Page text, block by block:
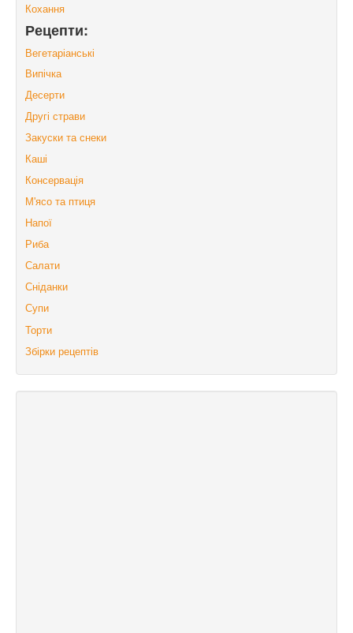
Кохання
Рецепти:
Вегетаріанські
Випічка
Десерти
Другі страви
Закуски та снеки
Каші
Консервація
М'ясо та птиця
Напої
Риба
Салати
Сніданки
Супи
Торти
Збірки рецептів